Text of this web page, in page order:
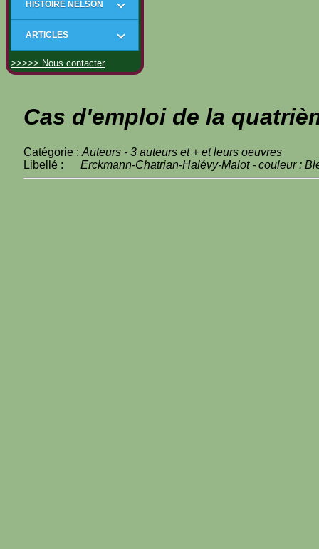
HISTOIRE NELSON
ARTICLES
>>>>> Nous contacter
Cas d'emploi de la
Catégorie : Auteurs - 3 auteurs et + et leurs oeuvres
Libellé : Erckmann-Chatrian-Halévy-Malot - couleur :